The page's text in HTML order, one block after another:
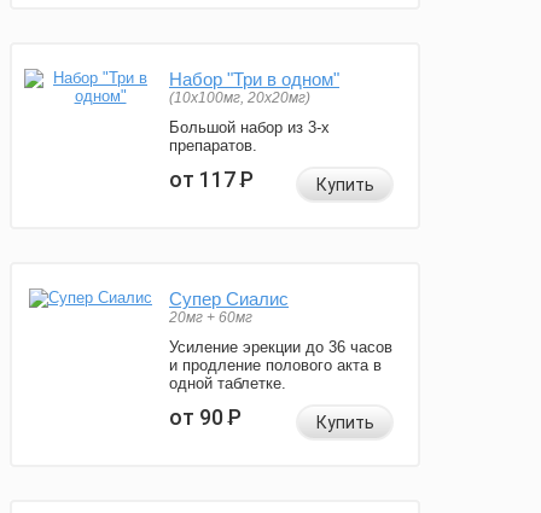
Набор "Три в одном"
(10x100мг, 20x20мг)
Большой набор из 3-х
препаратов.
от 117Р Купить
Супер Сиалис
20мг + 60мг
Усиление эрекции до 36 часов
и продление полового акта в
одной таблетке.
от 90Р Купить